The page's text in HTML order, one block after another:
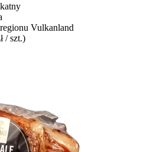
Vulkanland
/ szt.)